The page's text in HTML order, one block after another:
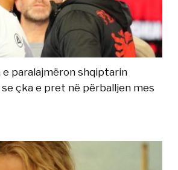
e paralajmëron shqiptarin
çka e pret në përballjen mes